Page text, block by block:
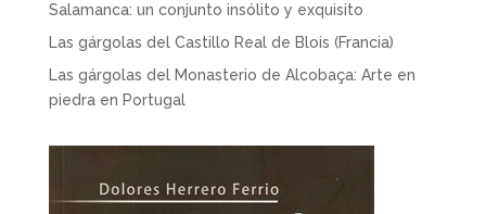
Salamanca: un conjunto insólito y exquisito
Las gárgolas del Castillo Real de Blois (Francia)
Las gárgolas del Monasterio de Alcobaça: Arte en
piedra en Portugal